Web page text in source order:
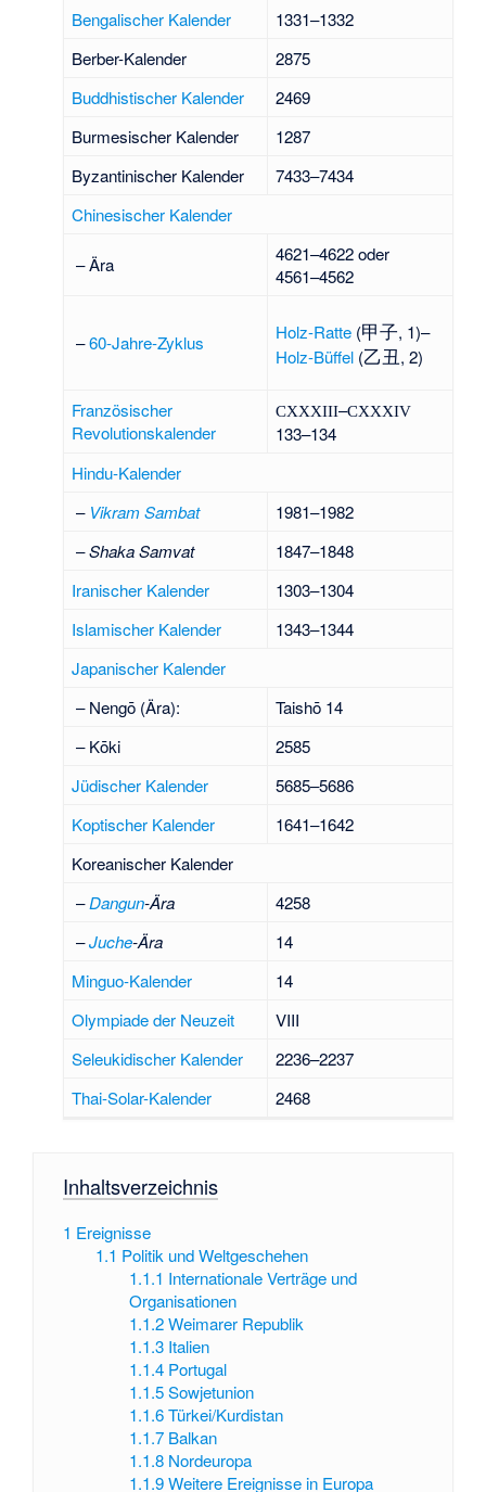
Bengalischer Kalender
1331–1332
Berber-Kalender
2875
Buddhistischer Kalender
2469
Burmesischer Kalender
1287
Byzantinischer Kalender
7433–7434
Chinesischer Kalender
– Ära
4621–4622 oder
4561–4562
–60-Jahre-Zyklus Holz-Ratte (甲子, 1)–
Holz-Büffel (乙丑, 2)
Französischer
Revolutionskalender
CXXXIII–CXXXIV
133–134
Hindu-Kalender
– Vikram Sambat
1981–1982
–Shaka Samvat
1847–1848
Iranischer Kalender
1303–1304
Islamischer Kalender
1343–1344
Japanischer Kalender
– Nengō (Ära):
Taishō 14
– Kōki
2585
Jüdischer Kalender
5685–5686
Koptischer Kalender
1641–1642
Koreanischer Kalender
–Dangun-Ära
4258
–Juche-Ära
14
Minguo-Kalender
14
Olympiade der Neuzeit
VIII
Seleukidischer Kalender
2236–2237
Thai-Solar-Kalender
2468
Inhaltsverzeichnis
1 Ereignisse
1.1 Politik und Weltgeschehen
1.1.1 Internationale Verträge und
Organisationen
1.1.2 Weimarer Republik
1.1.3 Italien
1.1.4 Portugal
1.1.5 Sowjetunion
1.1.6 Türkei/Kurdistan
1.1.7 Balkan
1.1.8 Nordeuropa
1.1.9 Weitere Ereignisse in Europa